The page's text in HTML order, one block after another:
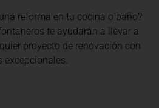
reforma en tu cocina o baño?
te ayudarán a llevar a
proyecto de renovación con
excepcionales.